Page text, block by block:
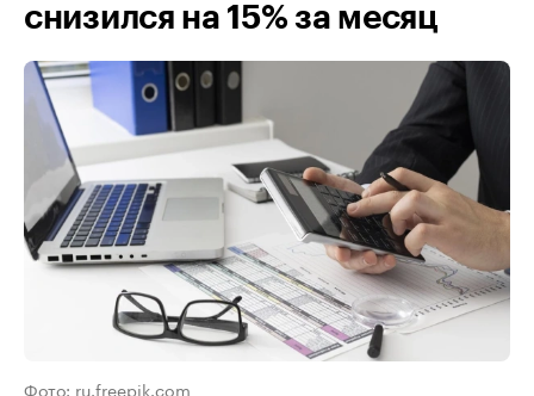
снизился на 15% за месяц
Фото: ru.freepik.com